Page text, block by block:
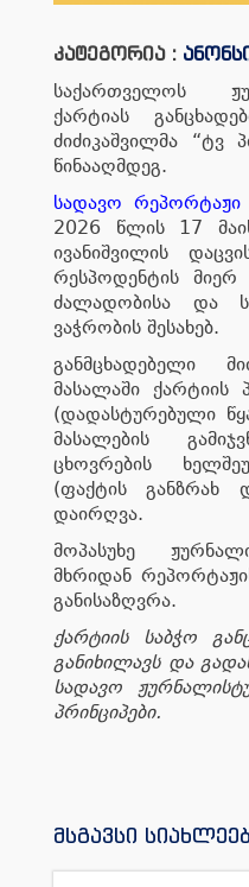
კატეგორია :
საქართველოს
ქარტიას
ძიძიკაშვილმა “ტვ
წინააღმდეგ.
სადავო რეპორტაჟი
2026 წლის 17
ივანიშვილის
რესპოდენტის მიერ
ძალადობისა და
ვაჭრობის შესახებ.
განმცხადებელი
მასალაში ქარტიის
(დადასტურებული
მასალების
ცხოვრების
(ფაქტის განზრახ
დაირღვა.
მოპასუხე
მხრიდან
განისაზღვრა.
ქარტიის საბჭო
განიხილავს და
სადავო
პრინციპები.
მსგავსი